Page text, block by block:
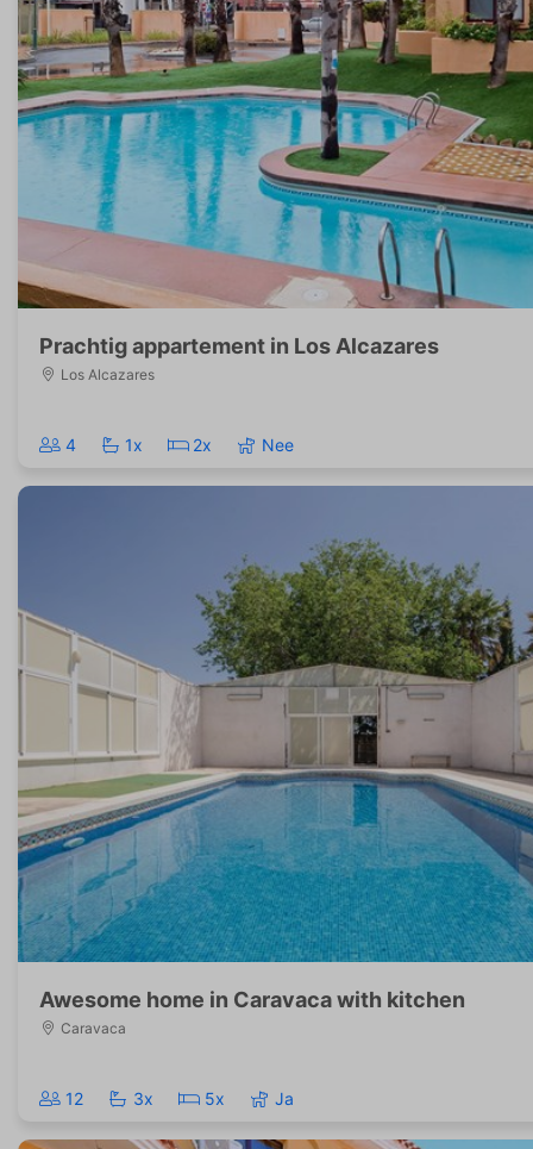
Prachtig appartement in Los Alcazares
Los Alcazares
4 1x 2x Nee
Awesome home in Caravaca with kitchen
Caravaca
12 3x 5x Ja